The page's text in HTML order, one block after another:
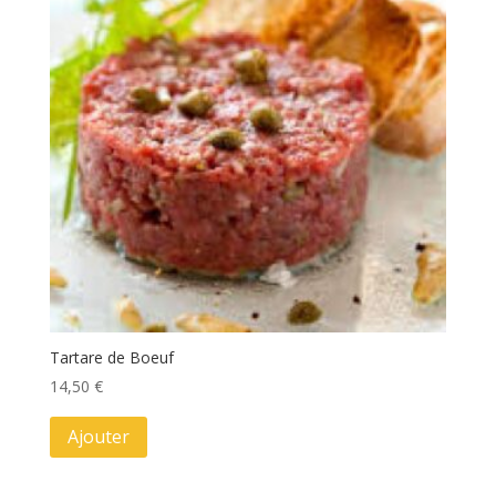
Tartare de Boeuf
14,50 €
Ajouter